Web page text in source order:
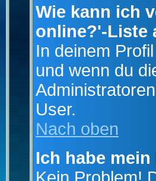
Wie kann ich
online?'-Liste
In deinem
und wenn du
User.
Nach oben
Ich habe